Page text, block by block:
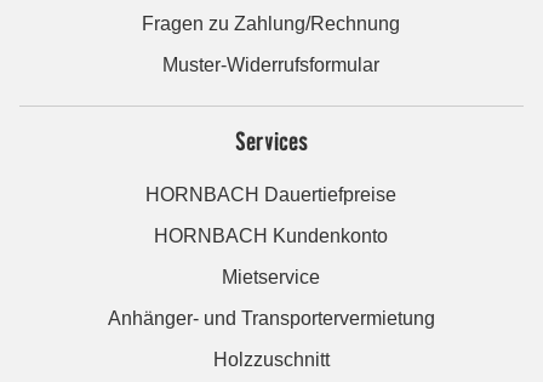
Fragen zu Zahlung/Rechnung
Muster-Widerrufsformular
Services
HORNBACH Dauertiefpreise
HORNBACH Kundenkonto
Mietservice
Anhänger- und Transportervermietung
Holzzuschnitt